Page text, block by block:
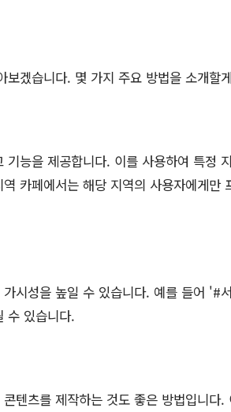
겠습니다. 몇 가지 주요 방법을 소개할
능을 제공합니다. 이를 사용하여 특정
카페에서는 해당 지역의 사용자에게만
시성을 높일 수 있습니다. 예를 들어 '#
수 있습니다.
텐츠를 제작하는 것도 좋은 방법입니다.